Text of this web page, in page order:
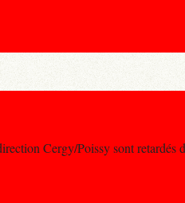
Cergy/Poissy sont retardés